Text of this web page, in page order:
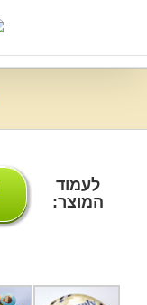
לעמוד
המוצר: